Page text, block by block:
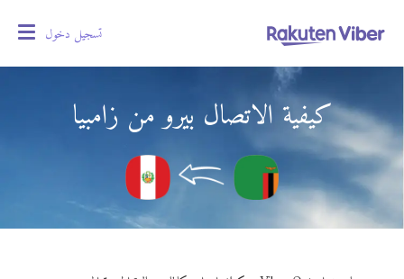
تسجيل دخول
كيفية الاتصال بيرو من زامبيا